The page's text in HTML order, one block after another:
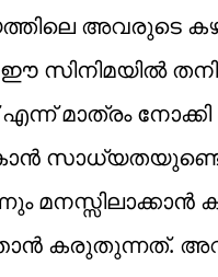
അവരുടെ
സിനിമയിൽ
മാത്രം നോക്കി
ഞാൻ കരുതുന്നത്.